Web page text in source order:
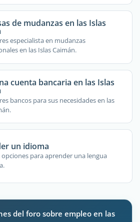
de mudanzas en las Islas
especialista en mudanzas
en las Islas Caimán.
cuenta bancaria en las Islas
bancos para sus necesidades en las
un idioma
opciones para aprender una lengua
del foro sobre empleo en las